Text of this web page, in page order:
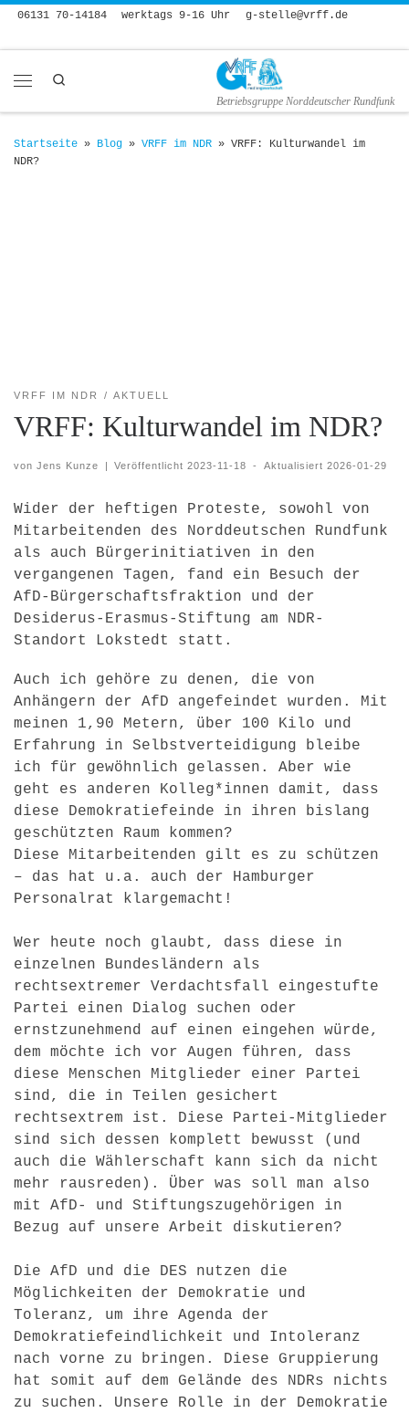
Zum Inhalt springen
06131 70-14184 werktags 9-16 Uhr g-stelle@vrff.de
Betriebsgruppe Norddeutscher Rundfunk
Startseite » Blog » VRFF im NDR » VRFF: Kulturwandel im
NDR?
VRFF IM NDR AKTUELL
VRFF: Kulturwandel im NDR?
von Jens Kunze | Veröffentlicht2023-11-18 - Aktualisiert 2026-01-29
Wider der heftigen Proteste, sowohl von
Mitarbeitenden des Norddeutschen Rundfunk
als auch Bürgerinitiativen in den
vergangenen Tagen, fand ein Besuch der
AfD-Bürgerschaftsfraktion und der
Desiderus-Erasmus-Stiftung am NDR-
Standort Lokstedt statt.
Auch ich gehöre zu denen, die von
Anhängern der AfD angefeindet wurden. Mit
meinen 1,90 Metern, über 100 Kilo und
Erfahrung in Selbstverteidigung bleibe
ich für gewöhnlich gelassen. Aber wie
geht es anderen Kolleg*innen damit, dass
diese Demokratiefeinde in ihren bislang
geschützten Raum kommen?
Diese Mitarbeitenden gilt es zu schützen
– das hat u.a. auch der Hamburger
Personalrat klargemacht!
Wer heute noch glaubt, dass diese in
einzelnen Bundesländern als
rechtsextremer Verdachtsfall eingestufte
Partei einen Dialog suchen oder
ernstzunehmend auf einen eingehen würde,
dem möchte ich vor Augen führen, dass
diese Menschen Mitglieder einer Partei
sind, die in Teilen gesichert
rechtsextrem ist. Diese Partei-Mitglieder
sind sich dessen komplett bewusst (und
auch die Wählerschaft kann sich da nicht
mehr rausreden). Über was soll man also
mit AfD- und Stiftungszugehörigen in
Bezug auf unsere Arbeit diskutieren?
Die AfD und die DES nutzen die
Möglichkeiten der Demokratie und
Toleranz, um ihre Agenda der
Demokratiefeindlichkeit und Intoleranz
nach vorne zu bringen. Diese Gruppierung
hat somit auf dem Gelände des NDRs nichts
zu suchen. Unsere Rolle in der Demokratie